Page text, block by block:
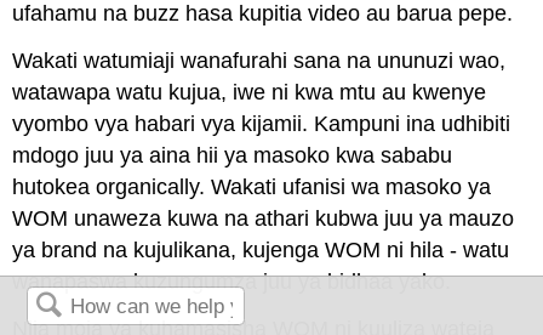
ufahamu na buzz hasa kupitia video au barua pepe.
Wakati watumiaji wanafurahi sana na ununuzi wao,
watawapa watu kujua, iwe ni kwa mtu au kwenye
vyombo vya habari vya kijamii. Kampuni ina udhibiti
mdogo juu ya aina hii ya masoko kwa sababu
hutokea organically. Wakati ufanisi wa masoko ya
WOM unaweza kuwa na athari kubwa juu ya mauzo
ya brand na kujulikana, kujenga WOM ni hila - watu
wanapaswa kuzungumza juu ya bidhaa yako.
Njia moja ya kuhamasisha WOM ni kuuliza wateja